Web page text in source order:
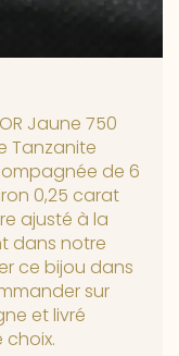
Jaune 750
Tanzanite
de 6
0,25 carat
ajusté à la
dans notre
ce bijou dans
sur
et livré